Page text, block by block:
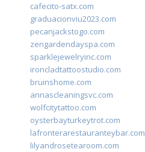
cafecito-satx.com
graduacionviu2023.com
pecanjackstogo.com
zengardendayspa.com
sparklejewelryinc.com
ironcladtattoostudio.com
bruinshome.com
annascleaningsvc.com
wolfcitytattoo.com
oysterbayturkeytrot.com
lafronterarestauranteybar.com
lilyandrosetearoom.com